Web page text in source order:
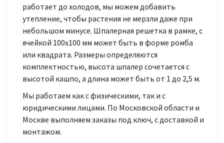
работает до холодов, мы можем добавить
утепление, чтобы растения не мерзли даже при
небольшом минусе. Шпалерная решетка в рамке, с
ячейкой 100х100 мм может быть в форме ромба
или квадрата. Размеры определяются
комплектностью, высота шпалер сочетается с
высотой кашпо, а длина может быть от 1 до 2,5 м.
Мы работаем как с физическими, так и с
юридическими лицами. По Московской области и
Москве выполняем заказы под ключ, с доставкой и
монтажом.